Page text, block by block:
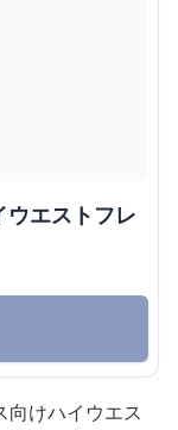
ウエストフレ
向けハイウエス